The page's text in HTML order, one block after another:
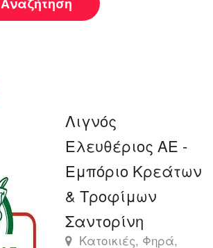
Λιγνός
Ελευθέριος ΑΕ -
Εμπόριο Κρεάτων
& Τροφίμων
Σαντορίνη
Κατοικιές, Φηρά,